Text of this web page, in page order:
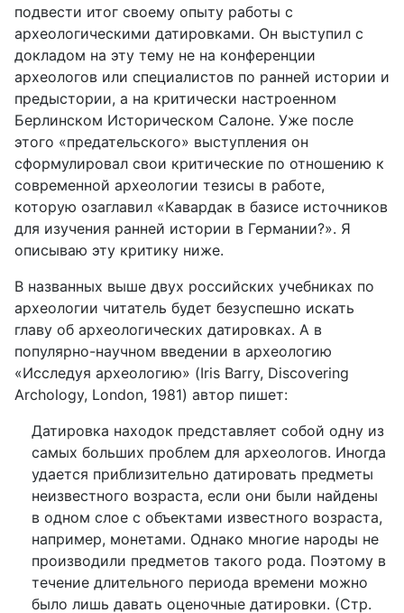
подвести итог своему опыту работы с
археологическими датировками. Он выступил с
докладом на эту тему не на конференции
археологов или специалистов по ранней истории и
предыстории, а на критически настроенном
Берлинском Историческом Салоне. Уже после
этого «предательского» выступления он
сформулировал свои критические по отношению к
современной археологии тезисы в работе,
которую озаглавил «Кавардак в базисе источников
для изучения ранней истории в Германии?». Я
описываю эту критику ниже.
В названных выше двух российских учебниках по
археологии читатель будет безуспешно искать
главу об археологических датировках. А в
популярно-научном введении в археологию
«Исследуя археологию» (Iris Barry, Discovering
Archology, London, 1981) автор пишет:
Датировка находок представляет собой одну из
самых больших проблем для археологов. Иногда
удается приблизительно датировать предметы
неизвестного возраста, если они были найдены
в одном слое с объектами известного возраста,
например, монетами. Однако многие народы не
производили предметов такого рода. Поэтому в
течение длительного периода времени можно
было лишь давать оценочные датировки. (Стр.